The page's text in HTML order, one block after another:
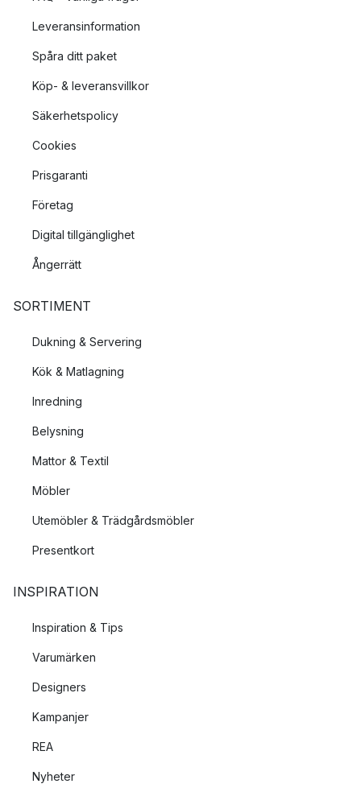
Leveransinformation
Spåra ditt paket
Köp- & leveransvillkor
Säkerhetspolicy
Cookies
Prisgaranti
Företag
Digital tillgänglighet
Ångerrätt
SORTIMENT
Dukning & Servering
Kök & Matlagning
Inredning
Belysning
Mattor & Textil
Möbler
Utemöbler & Trädgårdsmöbler
Presentkort
INSPIRATION
Inspiration & Tips
Varumärken
Designers
Kampanjer
REA
Nyheter